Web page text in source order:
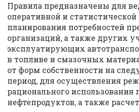
Правила предназначены для
оперативной и статистической
планирования потребностей
организаций, а также других
эксплуатирующих
в топливе и смазочных
от форм собственности на
период, для осуществления
рационального использования
нефтепродуктов, а также